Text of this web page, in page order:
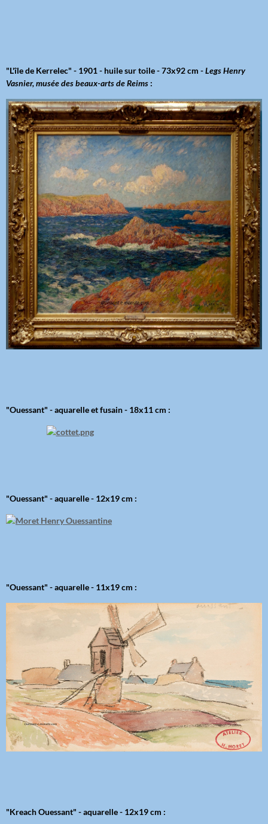
"L'île de Kerrelec" - 1901 - huile sur toile - 73x92 cm -Legs Henry
Vasnier, musée des beaux-arts de Reims :
"Ouessant" - aquarelle et fusain - 18x11 cm :
"Ouessant" - aquarelle - 12x19 cm :
"Ouessant" - aquarelle - 11x19 cm :
"Kreach Ouessant" - aquarelle - 12x19 cm :